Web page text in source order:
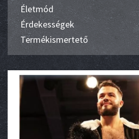
Életmód
Érdekességek
Termékismertető